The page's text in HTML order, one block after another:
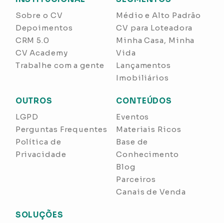
Sobre o CV
Depoimentos
CRM 5.0
CV Academy
Trabalhe com a gente
Médio e Alto Padrão
CV para Loteadora
Minha Casa, Minha
Vida
Lançamentos
Imobiliários
OUTROS
LGPD
Perguntas Frequentes
Política de
Privacidade
CONTEÚDOS
Eventos
Materiais Ricos
Base de
Conhecimento
Blog
Parceiros
Canais de Venda
SOLUÇÕES